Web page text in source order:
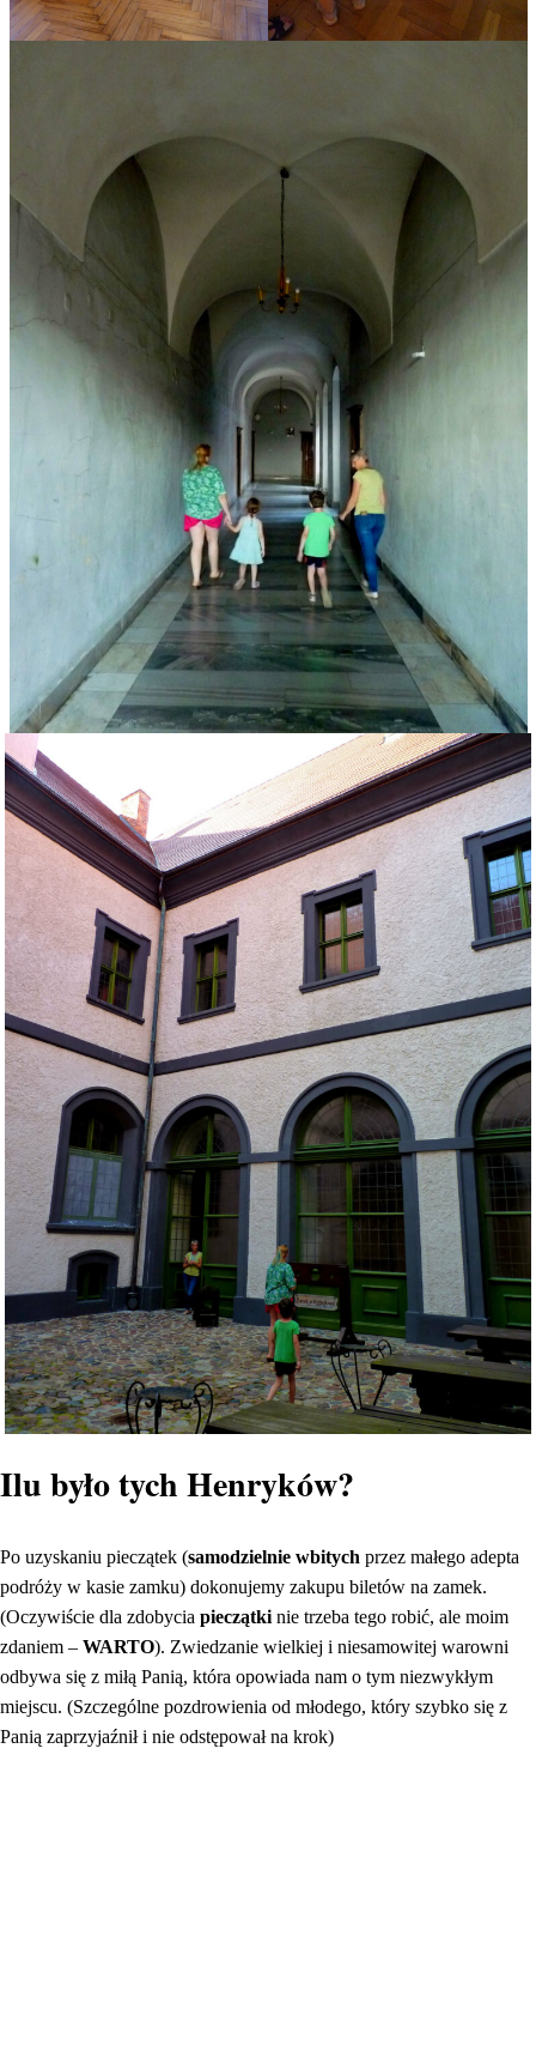
Ilu było tych Henryków?
Po uzyskaniu pieczątek (samodzielnie wbitych przez małego adepta
podróży w kasie zamku) dokonujemy zakupu biletów na zamek.
(Oczywiście dla zdobycia pieczątki nie trzeba tego robić, ale moim
zdaniem – WARTO). Zwiedzanie wielkiej i niesamowitej warowni
odbywa się z miłą Panią, która opowiada nam o tym niezwykłym
miejscu. (Szczególne pozdrowienia od młodego, który szybko się z
Panią zaprzyjaźnił i nie odstępował na krok)